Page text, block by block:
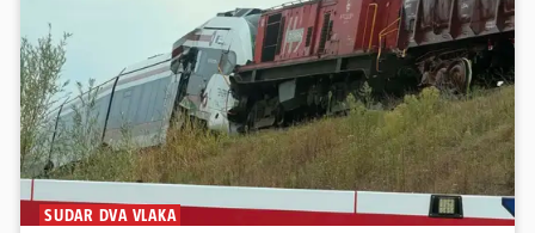
SUDAR DVA VLAKA